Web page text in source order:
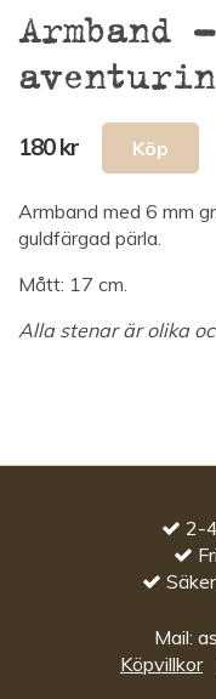
Armband
180 kr
Armband med 6 mm
guldfärgad pärla.
Mått: 17 cm.
Alla stenar är olika
2-
Mail:
Köpvillkor